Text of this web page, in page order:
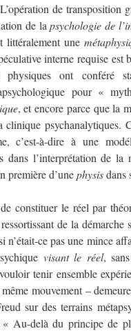
de transposition
de lapsychologie de
littéralement une
interne requise est
physiques ont conféré
pour «
, et encore parce que la
psychanalytiques.
c’est-à-dire à une
dans l’interprétation de
première d’unephysisdans
constituer le réel par
de la
n’était-ce pas une mince
visant le réel,
tenir ensemble
mouvement –
sur des terrains
Au-delà du principe de